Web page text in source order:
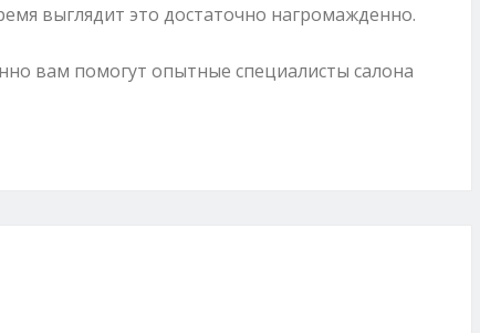
выглядит это достаточно нагромажденно.
вам помогут опытные специалисты салона